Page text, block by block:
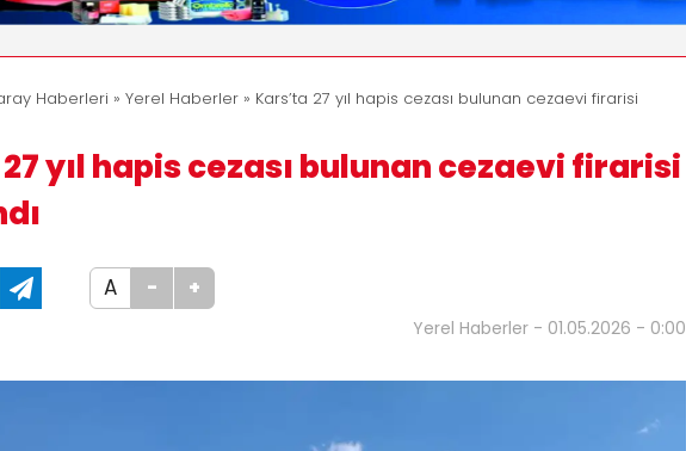
Haberleri » Yerel Haberler » Kars’ta 27 yıl hapis cezası bulunan cezaevi firarisi
yıl hapis cezası bulunan cezaevi firarisi
A - +
Yerel Haberler - 01.05.2026 - 0:00